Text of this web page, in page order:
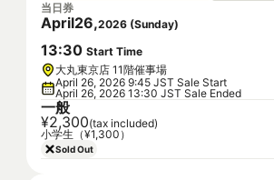
当日券
April26,2026 (Sunday)
13:30 Start Time
大丸東京店 11階催事場
April 26, 2026 9:45 JST Sale Start
April 26, 2026 13:30 JST Sale Ended
一般
¥2,300(tax included)
小学生（¥1,300）
Sold Out